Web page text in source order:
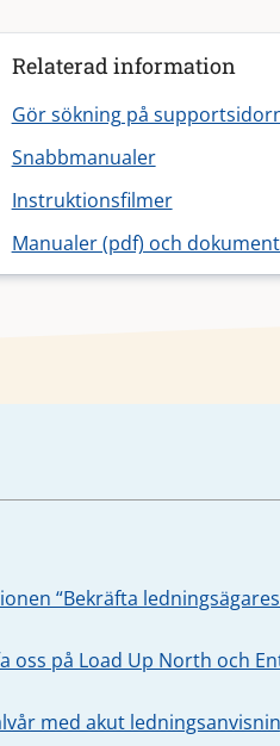
Relaterad information
Gör sökning på
Snabbmanualer
Instruktionsfilmer
Manualer (pdf) och
“Bekräfta
oss på Load Up North och
med akut